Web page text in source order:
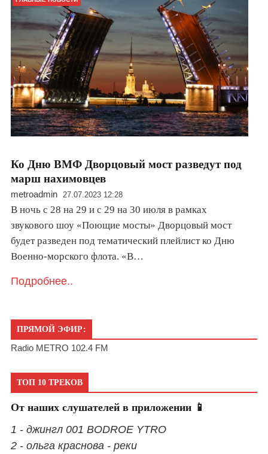
Ко Дню ВМФ Дворцовый мост разведут под
марш нахимовцев
metroadmin 27.07.2023 12:28
В ночь с 28 на 29 и с 29 на 30 июля в рамках
звукового шоу «Поющие мосты» Дворцовый мост
будет разведен под тематический плейлист ко Дню
Военно-морского флота. «В…
Подробнее..
ПРЯМОЙ ЭФИР:
Radio METRO 102.4 FM
ТОП 10 ТРЕКОВ
От наших слушателей в приложении 📱
1 - джингл 001 BODROE YTRO
2 - ольга краснова - реки